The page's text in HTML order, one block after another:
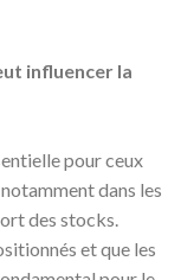
influencer la
pour ceux
notamment dans les
des stocks.
et que les